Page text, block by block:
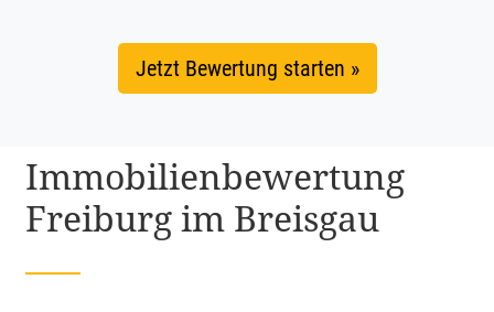
Jetzt Bewertung starten »
Immobi­li­en­be­wer­tung
Freiburg im Breisgau